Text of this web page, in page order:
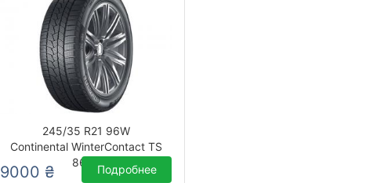
245/35 R21 96W
Continental WinterContact TS
860S
9000 ₴ Подробнее